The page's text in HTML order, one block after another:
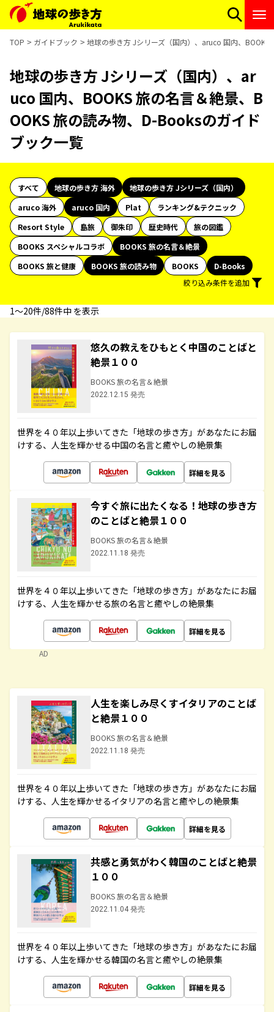
TOP ガイドブック 地球の歩き方 Jシリーズ（国内）、aruco 国内、
地球の歩き方 Jシリーズ（国内）、ar
uco 国内、BOOKS 旅の名言＆絶景、B
OOKS 旅の読み物、D-Booksのガイド
ブック一覧
すべて 地球の歩き方 海外
地球の歩き方 Jシリーズ（国内）
aruco 海外
aruco 国内 Plat
ランキング&テクニック
Resort Style
島旅 御朱印 歴史時代
旅の図鑑
BOOKS スペシャルコラボ
BOOKS 旅の名言＆絶景
BOOKS 旅と健康
BOOKS 旅の読み物 BOOKS
D-Books
絞り込み条件を追加
1〜20件/88件中 を表示
悠久の教えをひもとく中国のことばと
絶景１００
BOOKS 旅の名言＆絶景
2022.12.15 発売
世界を４０年以上歩いてきた「地球の歩き方」があなたにお届
けする、人生を輝かせる中国の名言と癒やしの絶景集
詳細を見る
今すぐ旅に出たくなる！地球の歩き方
のことばと絶景１００
BOOKS 旅の名言＆絶景
2022.11.18 発売
世界を４０年以上歩いてきた「地球の歩き方」があなたにお届
けする、人生を輝かせる旅の名言と癒やしの絶景集
詳細を見る
AD
人生を楽しみ尽くすイタリアのことば
と絶景１００
BOOKS 旅の名言＆絶景
2022.11.18 発売
世界を４０年以上歩いてきた「地球の歩き方」があなたにお届
けする、人生を輝かせるイタリアの名言と癒やしの絶景集
詳細を見る
共感と勇気がわく韓国のことばと絶景
１００
BOOKS 旅の名言＆絶景
2022.11.04 発売
世界を４０年以上歩いてきた「地球の歩き方」があなたにお届
けする、人生を輝かせる韓国の名言と癒やしの絶景集
詳細を見る